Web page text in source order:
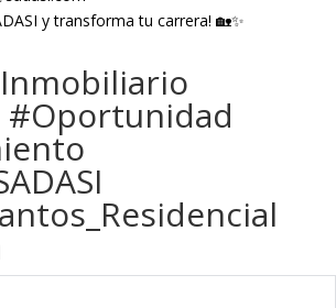
y transforma tu carrera! 🏡✨
#Oportunidad